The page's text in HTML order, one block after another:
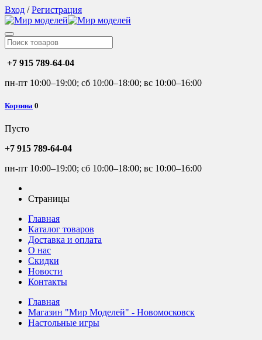
Вход /Регистрация
+7 915 789-64-04
пн-пт 10:00–19:00; сб 10:00–18:00; вс 10:00–16:00
Корзина 0
Пусто
+7 915 789-64-04
пн-пт 10:00–19:00; сб 10:00–18:00; вс 10:00–16:00
Страницы
Главная
Каталог товаров
Доставка и оплата
О нас
Скидки
Новости
Контакты
Главная
Магазин "Мир Моделей" - Новомосковск
Настольные игры